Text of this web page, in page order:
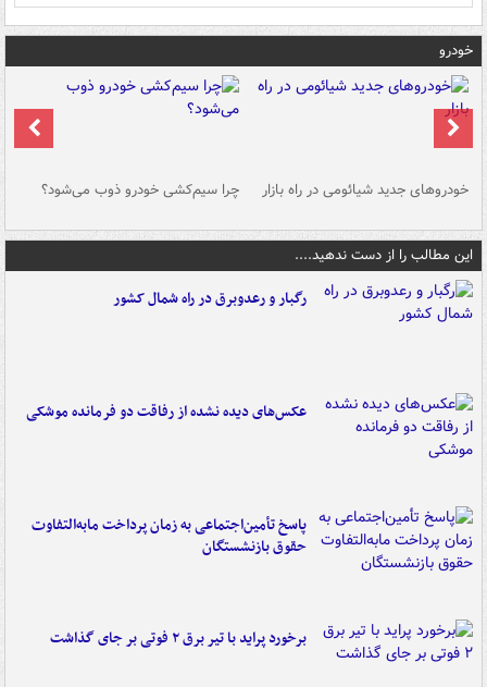
خودرو
خودروهای جدید شیائومی در راه بازار چرا سیم‌کشی خودرو ذوب می‌شود؟
این مطالب را از دست ندهید....
رگبار و رعدوبرق در راه شمال کشور
عکس‌های دیده نشده از رفاقت دو فرمانده‌ موشکی
پاسخ تأمین‌اجتماعی به زمان پرداخت مابه‌التفاوت
حقوق بازنشستگان
برخورد پراید با تیر برق ۲ فوتی بر جای گذاشت